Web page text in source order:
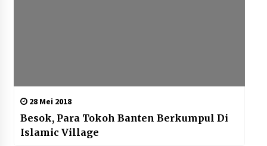
28 Mei 2018
Besok, Para Tokoh Banten Berkumpul Di
Islamic Village